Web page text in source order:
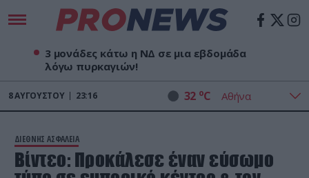
3 μονάδες κάτω η ΝΔ σε μια εβδομάδα
λόγω πυρκαγιών!
8ΑΥΓΟΎΣΤΟΥ 23:16 32 oC
ΔΙΕΘΝΗΣ ΑΣΦΑΛΕΙΑ
Βίντεο: Προκάλεσε έναν εύσωμο